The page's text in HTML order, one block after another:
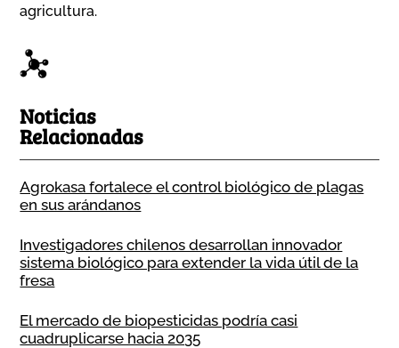
agricultura.
Noticias
Relacionadas
Agrokasa fortalece el control biológico de plagas
en sus arándanos
Investigadores chilenos desarrollan innovador
sistema biológico para extender la vida útil de la
fresa
El mercado de biopesticidas podría casi
cuadruplicarse hacia 2035